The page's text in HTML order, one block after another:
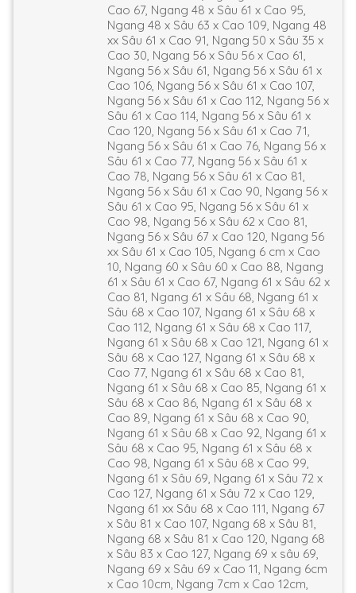
Cao 67, Ngang 48 x Sâu 61 x Cao 95,
Ngang 48 x Sâu 63 x Cao 109, Ngang 48
xx Sâu 61 x Cao 91, Ngang 50 x Sâu 35 x
Cao 30, Ngang 56 x Sâu 56 x Cao 61,
Ngang 56 x Sâu 61, Ngang 56 x Sâu 61 x
Cao 106, Ngang 56 x Sâu 61 x Cao 107,
Ngang 56 x Sâu 61 x Cao 112, Ngang 56 x
Sâu 61 x Cao 114, Ngang 56 x Sâu 61 x
Cao 120, Ngang 56 x Sâu 61 x Cao 71,
Ngang 56 x Sâu 61 x Cao 76, Ngang 56 x
Sâu 61 x Cao 77, Ngang 56 x Sâu 61 x
Cao 78, Ngang 56 x Sâu 61 x Cao 81,
Ngang 56 x Sâu 61 x Cao 90, Ngang 56 x
Sâu 61 x Cao 95, Ngang 56 x Sâu 61 x
Cao 98, Ngang 56 x Sâu 62 x Cao 81,
Ngang 56 x Sâu 67 x Cao 120, Ngang 56
xx Sâu 61 x Cao 105, Ngang 6 cm x Cao
10, Ngang 60 x Sâu 60 x Cao 88, Ngang
61 x Sâu 61 x Cao 67, Ngang 61 x Sâu 62 x
Cao 81, Ngang 61 x Sâu 68, Ngang 61 x
Sâu 68 x Cao 107, Ngang 61 x Sâu 68 x
Cao 112, Ngang 61 x Sâu 68 x Cao 117,
Ngang 61 x Sâu 68 x Cao 121, Ngang 61 x
Sâu 68 x Cao 127, Ngang 61 x Sâu 68 x
Cao 77, Ngang 61 x Sâu 68 x Cao 81,
Ngang 61 x Sâu 68 x Cao 85, Ngang 61 x
Sâu 68 x Cao 86, Ngang 61 x Sâu 68 x
Cao 89, Ngang 61 x Sâu 68 x Cao 90,
Ngang 61 x Sâu 68 x Cao 92, Ngang 61 x
Sâu 68 x Cao 95, Ngang 61 x Sâu 68 x
Cao 98, Ngang 61 x Sâu 68 x Cao 99,
Ngang 61 x Sâu 69, Ngang 61 x Sâu 72 x
Cao 127, Ngang 61 x Sâu 72 x Cao 129,
Ngang 61 xx Sâu 68 x Cao 111, Ngang 67
x Sâu 81 x Cao 107, Ngang 68 x Sâu 81,
Ngang 68 x Sâu 81 x Cao 120, Ngang 68
x Sâu 83 x Cao 127, Ngang 69 x sâu 69,
Ngang 69 x Sâu 69 x Cao 11, Ngang 6cm
x Cao 10cm, Ngang 7cm x Cao 12cm,